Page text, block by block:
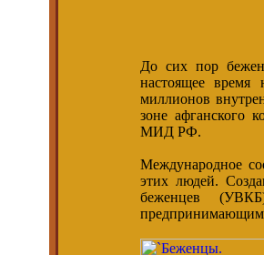
До сих пор
настоящее время
миллионов
зоне афганского
МИД РФ.
Международное
этих людей.
беженцев
предпринимающим